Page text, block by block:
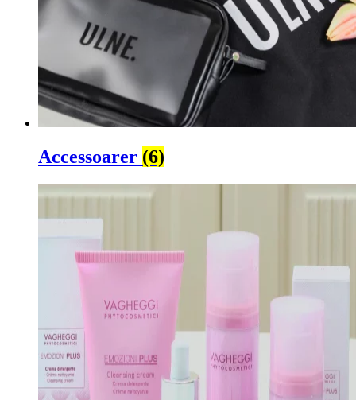
Accessoarer (6)